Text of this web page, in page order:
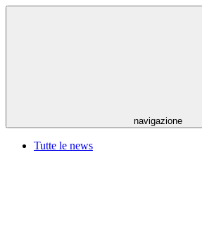
navigazione
Tutte le news